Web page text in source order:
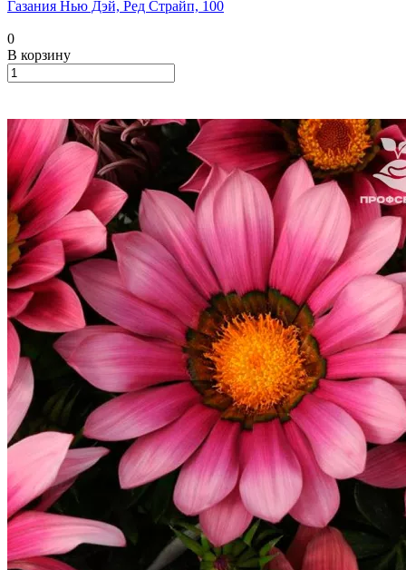
Газания Нью Дэй, Ред Страйп, 100
0
В корзину